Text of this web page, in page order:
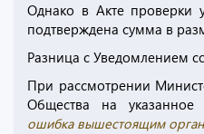
Однако в Акте проверки
подтверждена сумма в
Разница с Уведомлением
При рассмотрении
Общества на указанное
ошибка вышестоящим